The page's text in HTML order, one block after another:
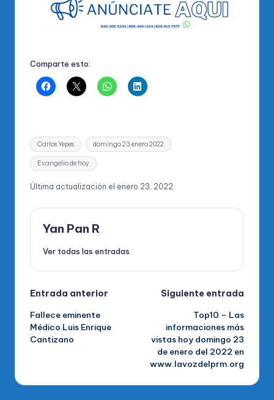
Comparte esto:
Etiquetas:
Carlos Yepes domingo 23 enero 2022
Evangelio de hoy
Última actualización el enero 23, 2022
Yan Pan R
Ver todas las entradas
Navegación
de
entradas
Entrada anterior
Fallece eminente
Médico Luis Enrique
Cantizano
Siguiente entrada
Top10 – Las
informaciones más
vistas hoy domingo 23
de enero del 2022 en
www.lavozdelprm.org